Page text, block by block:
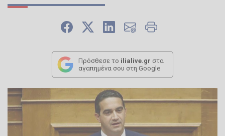
Πρόσθεσε το ilialive.gr στα
αγαπημένα σου στη Google